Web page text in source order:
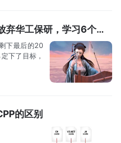
学员故事 | 为CG梦想放弃华工保研，学习6个月斩获王座杯银奖！
下最后的20
下了目标，
的区别